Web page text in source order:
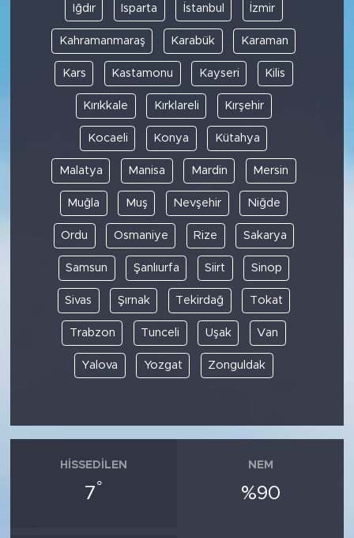
Iğdır Isparta İstanbul İzmir
Kahramanmaraş Karabük Karaman
Kars Kastamonu Kayseri Kilis
Kırıkkale Kırklareli Kırşehir
Kocaeli Konya Kütahya
Malatya Manisa Mardin Mersin
Muğla Muş Nevşehir Niğde
Ordu Osmaniye Rize Sakarya
Samsun Şanlıurfa Siirt Sinop
Sivas Şırnak Tekirdağ Tokat
Trabzon Tunceli Uşak Van
Yalova Yozgat Zonguldak
HISSEDILEN
7°
NEM
%90